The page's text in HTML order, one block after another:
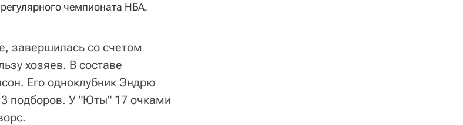
регулярного чемпионата НБА.
завершилась со счетом
хозяев. В составе
Его одноклубник Эндрю
подборов. У "Юты" 17 очками